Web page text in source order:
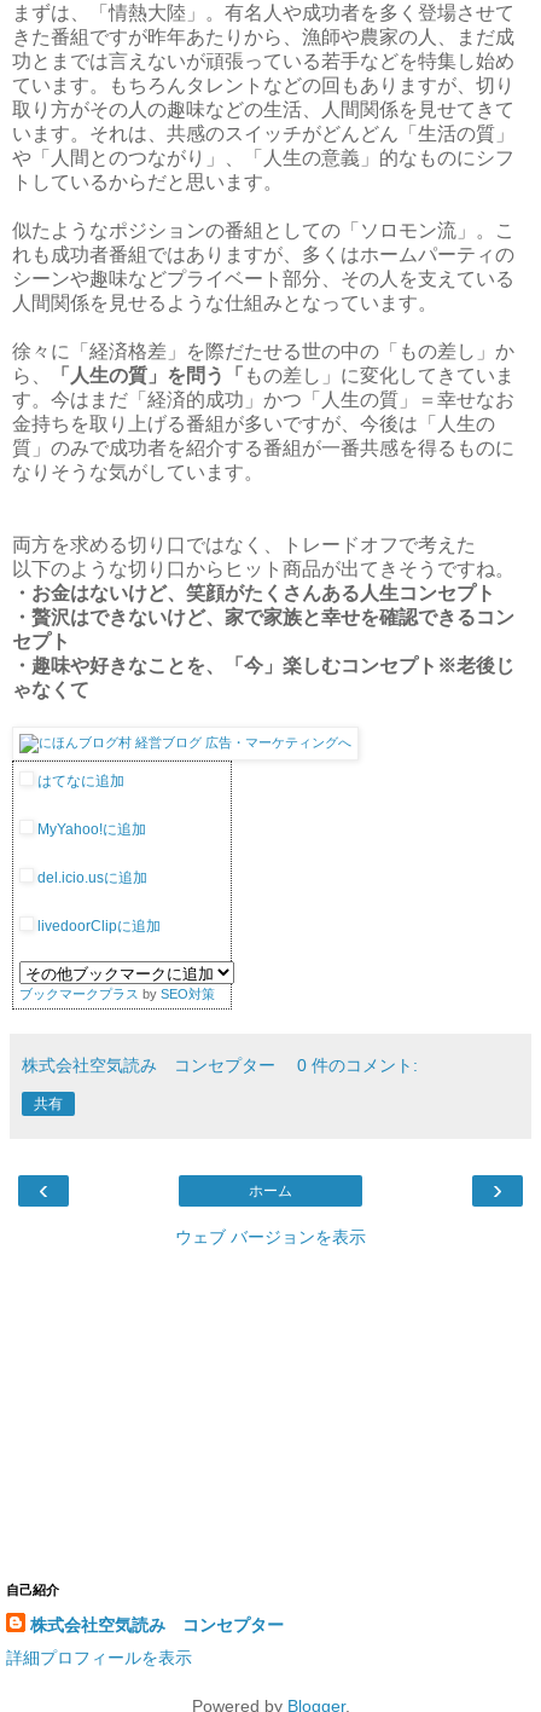
まずは、「情熱大陸」。有名人や成功者を多く登場させて
きた番組ですが昨年あたりから、漁師や農家の人、まだ成
功とまでは言えないが頑張っている若手などを特集し始め
ています。もちろんタレントなどの回もありますが、切り
取り方がその人の趣味などの生活、人間関係を見せてきて
います。それは、共感のスイッチがどんどん「生活の質」
や「人間とのつながり」、「人生の意義」的なものにシフ
トしているからだと思います。
似たようなポジションの番組としての「ソロモン流」。こ
れも成功者番組ではありますが、多くはホームパーティの
シーンや趣味などプライベート部分、その人を支えている
人間関係を見せるような仕組みとなっています。
徐々に「経済格差」を際だたせる世の中の「もの差し」か
ら、
「人生の質」を問う「 もの差し」に変化してきていま
す。今はまだ「経済的成功」かつ「人生の質」＝幸せなお
金持ちを取り上げる番組が多いですが、今後は「人生の
質」のみで成功者を紹介する番組が一番共感を得るものに
なりそうな気がしています。
両方を求める切り口ではなく、トレードオフで考えた
以下のような切り口からヒット商品が出てきそうですね。
・お金はないけど、笑顔がたくさんある人生コンセプト
・贅沢はできないけど、家で家族と幸せを確認できるコン
セプト
・趣味や好きなことを、「今」楽しむコンセプト※老後じ
ゃなくて
はてなに追加
MyYahoo!に追加
del.icio.usに追加
livedoorClipに追加
ブックマークプラス by SEO対策
株式会社空気読み コンセプター 0 件のコメント:
共有
‹ ›
ホーム
ウェブ バージョンを表示
自己紹介
株式会社空気読み コンセプター
詳細プロフィールを表示
Powered by Blogger.